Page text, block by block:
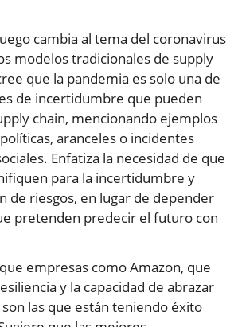
cambia al tema del coronavirus
modelos tradicionales de supply
que la pandemia es solo una de
de incertidumbre que pueden
chain, mencionando ejemplos
aranceles o incidentes
Enfatiza la necesidad de que
para la incertidumbre y
de riesgos, en lugar de depender
pretenden predecir el futuro con
empresas como Amazon, que
y la capacidad de abrazar
las que están teniendo éxito